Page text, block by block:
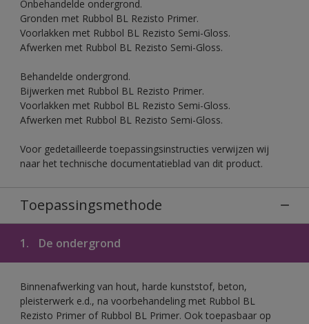
Onbehandelde ondergrond.
Gronden met Rubbol BL Rezisto Primer.
Voorlakken met Rubbol BL Rezisto Semi-Gloss.
Afwerken met Rubbol BL Rezisto Semi-Gloss.
Behandelde ondergrond.
Bijwerken met Rubbol BL Rezisto Primer.
Voorlakken met Rubbol BL Rezisto Semi-Gloss.
Afwerken met Rubbol BL Rezisto Semi-Gloss.
Voor gedetailleerde toepassingsinstructies verwijzen wij
naar het technische documentatieblad van dit product.
Toepassingsmethode
1. De ondergrond
Binnenafwerking van hout, harde kunststof, beton,
pleisterwerk e.d., na voorbehandeling met Rubbol BL
Rezisto Primer of Rubbol BL Primer. Ook toepasbaar op